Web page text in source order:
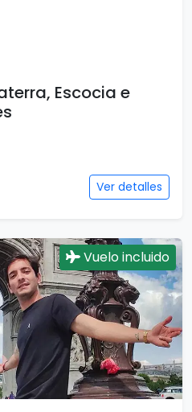
Escocia e
Ver detalles
Vuelo incluido